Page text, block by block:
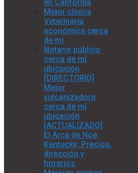
en California
Mejor clínica
Veterinaria
económica cerca
de mí
Notario público
cerca de mí
ubicación
[DIRECTORIO]
Mejor
vulcanizadora
cerca de mí
ubicación
[ACTUALIZADO]
El Arca de Noé
Kentucky: Precios,
dirección y
horarios